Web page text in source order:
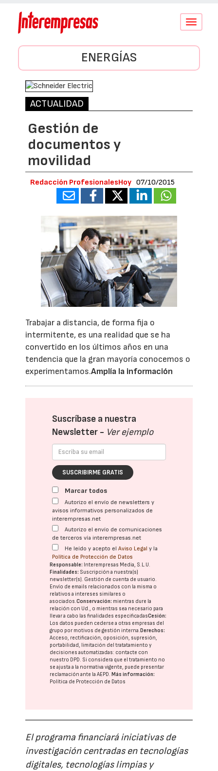
Conmutar
ENERGÍAS
ACTUALIDAD
Gestión de
documentos y
movilidad
Redacción ProfesionalesHoy 07/10/2015
Trabajar a distancia, de forma fija o
intermitente, es una realidad que se ha
convertido en los últimos años en una
tendencia que la gran mayoría conocemos o
experimentamos.Amplía la información
Suscríbase a nuestra
Newsletter - Ver ejemplo
SUSCRIBIRME GRATIS
Marcar todos
Autorizo el envío de newsletters y
avisos informativos personalizados de
interempresas.net
Autorizo el envío de comunicaciones
de terceros vía interempresas.net
He leído y acepto elAviso Legal y la
Política de Protección de Datos
Responsable: Interempresas Media, S.L.U.
Finalidades: Suscripción a nuestra(s)
newsletter(s). Gestión de cuenta de usuario.
Envío de emails relacionados con la misma o
relativos a intereses similares o
asociados.Conservación: mientras dure la
relación con Ud., o mientras sea necesario para
llevar a cabo las finalidades especificadasCesión:
Los datos pueden cederse a otras empresas del
grupo por motivos de gestión interna.Derechos:
Acceso, rectificación, oposición, supresión,
portabilidad, limitación del tratatamiento y
decisiones automatizadas: contacte con
nuestro DPD. Si considera que el tratamiento no
se ajusta a la normativa vigente, puede presentar
reclamación ante laAEPD.Más información:
Política de Protección de Datos
El programa financiará iniciativas de
investigación centradas en tecnologías
digitales, tecnologías limpias y